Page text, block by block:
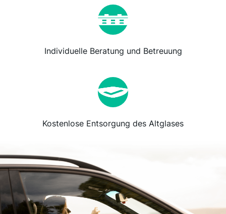
Individuelle Beratung und Betreuung
Kostenlose Entsorgung des Altglases